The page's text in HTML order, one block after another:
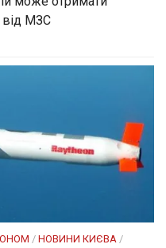
від МЗС
/ НОВИНИ КИЄВА /